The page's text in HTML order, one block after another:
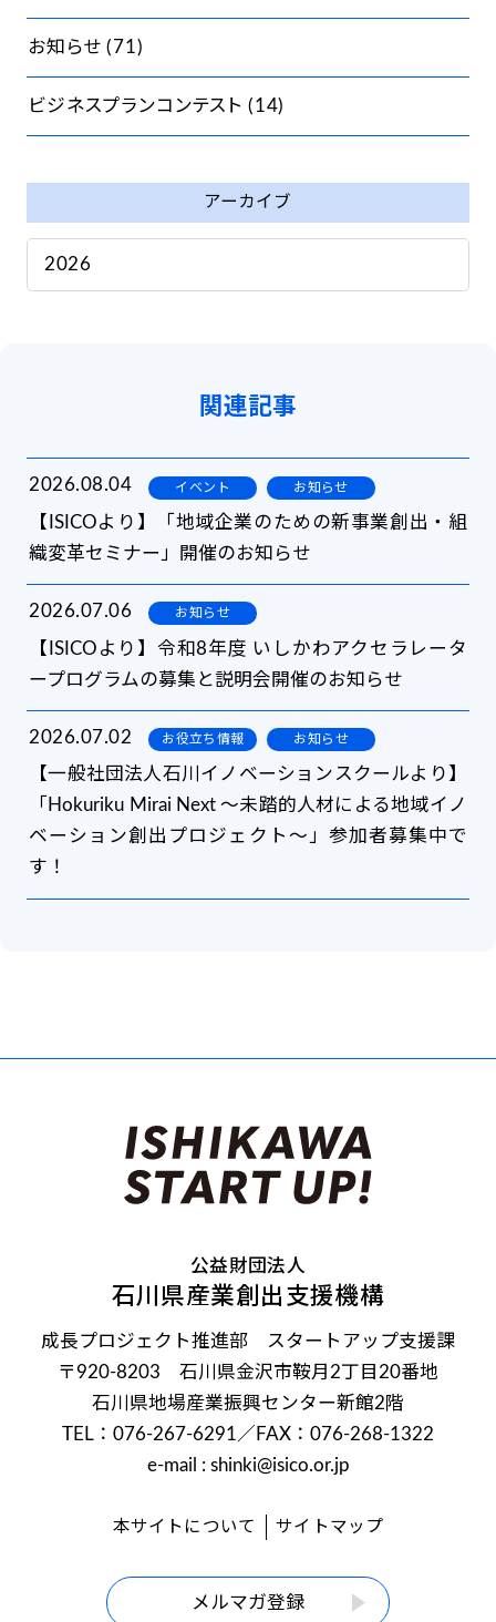
お知らせ (71)
ビジネスプランコンテスト (14)
アーカイブ
2026
関連記事
2026.08.04 イベント お知らせ
【ISICOより】「地域企業のための新事業創出・組
織変革セミナー」開催のお知らせ
2026.07.06 お知らせ
【ISICOより】令和8年度 いしかわアクセラレータ
ープログラムの募集と説明会開催のお知らせ
2026.07.02 お役立ち情報 お知らせ
【一般社団法人石川イノベーションスクールより】
「Hokuriku Mirai Next 〜未踏的人材による地域イノ
ベーション創出プロジェクト〜」参加者募集中で
す！
公益財団法人
石川県産業創出支援機構
成長プロジェクト推進部 スタートアップ支援課
〒920-8203 石川県金沢市鞍月2丁目20番地
石川県地場産業振興センター新館2階
TEL：076-267-6291／FAX：076-268-1322
e-mail : shinki@isico.or.jp
本サイトについて サイトマップ
メルマガ登録